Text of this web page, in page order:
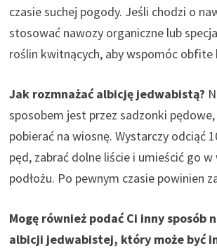
czasie suchej pogody. Jeśli chodzi o
stosować nawozy organiczne lub
roślin kwitnących, aby wspomóc obfite
Jak rozmnażać albicję jedwabistą?
sposobem jest przez sadzonki
pobierać na wiosnę. Wystarczy odciąć
pęd, zabrać dolne liście i umieścić go
podłożu. Po pewnym czasie powinien
Mogę również podać Ci inny sposób
albicji jedwabistej, który może być